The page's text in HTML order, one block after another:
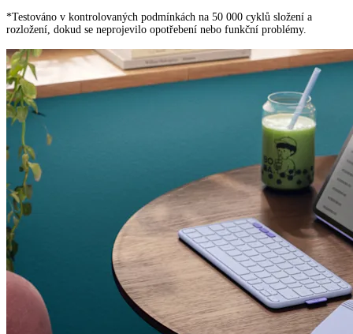
*Testováno v kontrolovaných podmínkách na 50 000 cyklů složení a
rozložení, dokud se neprojevilo opotřebení nebo funkční problémy.